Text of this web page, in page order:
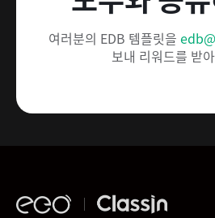
여러분의 EDB 템플릿을
보내 리워드를 받